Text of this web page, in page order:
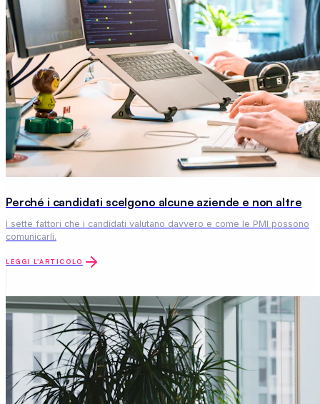
Perché i candidati scelgono alcune aziende e non altre
I sette fattori che i candidati valutano davvero e come le PMI possono
comunicarli.
LEGGI L'ARTICOLO